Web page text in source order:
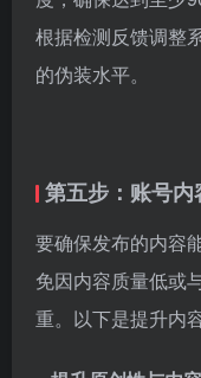
根据检测反馈调整
的伪装水平。
第五步：账号
要确保发布的内容
免因内容质量低或
重。以下是提升内